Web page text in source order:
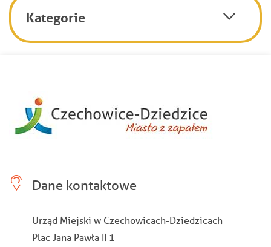
Kategorie
Dane kontaktowe
Urząd Miejski w Czechowicach-Dziedzicach
Plac Jana Pawła II 1